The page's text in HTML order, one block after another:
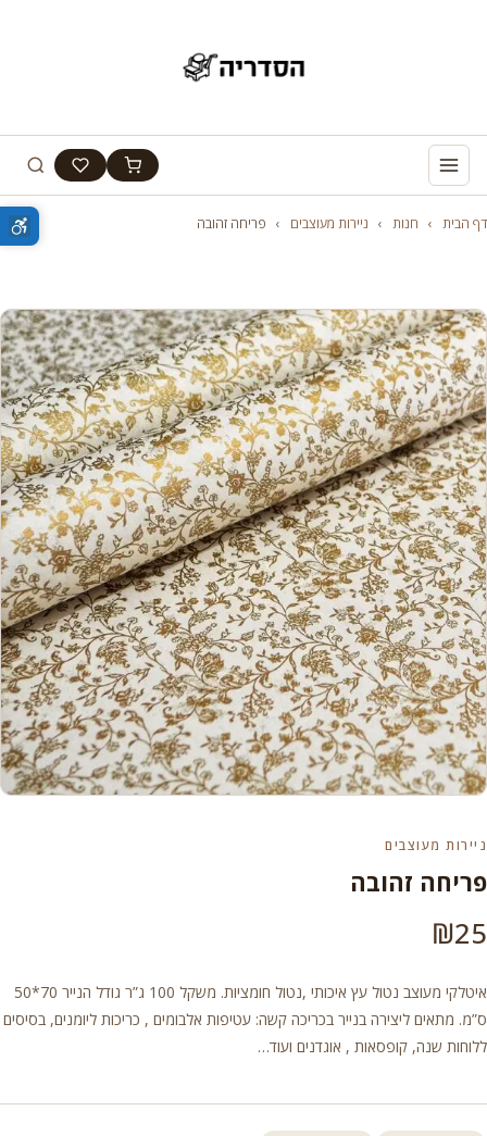
דף הבית › חנות › ניירות מעוצבים › פריחה זהובה
ניירות מעוצבים
פריחה זהובה
₪25
איטלקי מעוצב נטול עץ איכותי ,נטול חומציות. משקל 100 ג”ר גודל הנייר 70*50
ס”מ. מתאים ליצירה בנייר בכריכה קשה: עטיפות אלבומים , כריכות ליומנים, בסיסים
ללוחות שנה, קופסאות , אוגדנים ועוד…